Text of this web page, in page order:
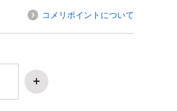
コメリポイントについて